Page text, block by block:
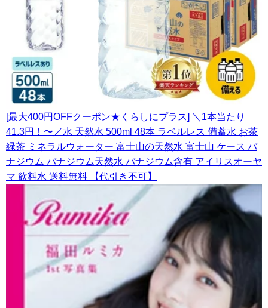
[最大400円OFFクーポン★くらしにプラス] ＼1本当たり
41.3円！〜／水 天然水 500ml 48本 ラベルレス 備蓄水 お茶
緑茶 ミネラルウォーター 富士山の天然水 富士山 ケース バ
ナジウム バナジウム天然水 バナジウム含有 アイリスオーヤ
マ 飲料水 送料無料 【代引き不可】